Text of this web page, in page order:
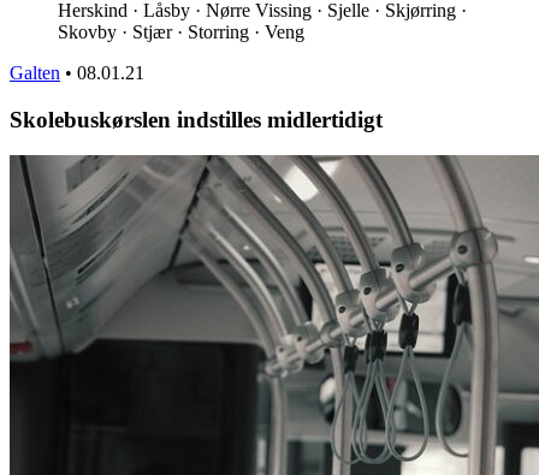
Herskind · Låsby · Nørre Vissing · Sjelle · Skjørring ·
Skovby · Stjær · Storring · Veng
Galten • 08.01.21
Skolebuskørslen indstilles midlertidigt